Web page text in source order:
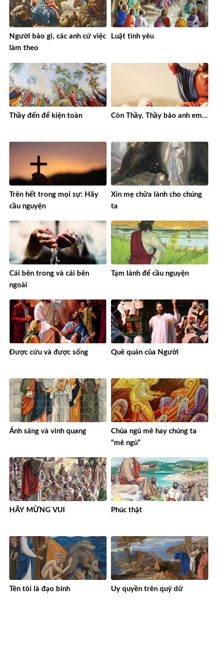
Người bảo gì, các anh cứ việc
làm theo
Luật tình yêu
Thầy đến để kiện toàn Còn Thầy, Thầy bảo anh em…
Trên hết trong mọi sự: Hãy
cầu nguyện
Xin mẹ chữa lành cho chúng
ta
Cái bên trong và cái bên
ngoài
Tạm lánh để cầu nguyện
Được cứu và được sống Quê quán của Người
Ánh sáng và vinh quang
Chúa ngủ mê hay chúng ta
“mê ngủ”
HÃY MỪNG VUI Phúc thật
Tên tôi là đạo binh Uy quyền trên quỷ dữ